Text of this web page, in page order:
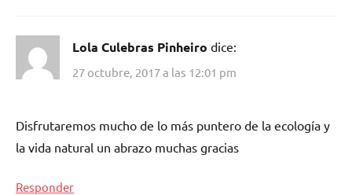
Lola Culebras Pinheiro dice:
27 octubre, 2017 a las 12:01 pm
Disfrutaremos mucho de lo más puntero de la ecología y
la vida natural un abrazo muchas gracias
Responder